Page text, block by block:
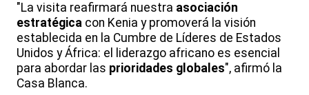
"La visita reafirmará nuestra asociación
estratégica con Kenia y promoverá la visión
establecida en la Cumbre de Líderes de Estados
Unidos y África: el liderazgo africano es esencial
para abordar las prioridades globales", afirmó la
Casa Blanca.